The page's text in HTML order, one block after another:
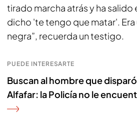
tirado marcha atrás y ha salido
dicho 'te tengo que matar'. Era
negra”, recuerda un testigo.
PUEDE INTERESARTE
Buscan al hombre que
Alfafar: la Policía no le